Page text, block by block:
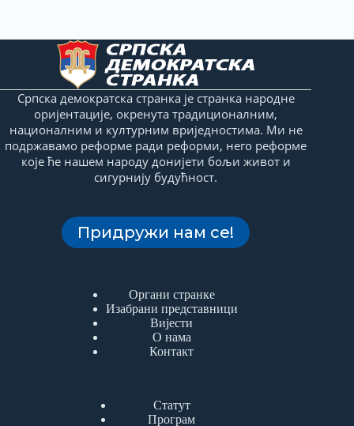
Српска демократска странка је странка народне
оријентације, окренута традиционалним,
националним и културним вриједностима. Ми не
подржавамо реформе ради реформи, него реформе
које ће нашем народу донијети бољи живот и
сигурнију будућност.
Придружи нам се!
Органи странке
Изабрани представници
Вијести
О нама
Контакт
Статут
Програм